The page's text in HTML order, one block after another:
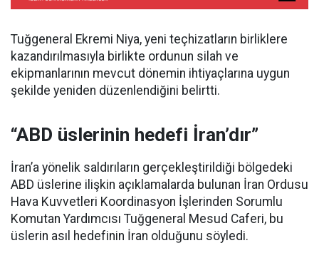
Tuğgeneral Ekremi Niya, yeni teçhizatların birliklere
kazandırılmasıyla birlikte ordunun silah ve
ekipmanlarının mevcut dönemin ihtiyaçlarına uygun
şekilde yeniden düzenlendiğini belirtti.
“ABD üslerinin hedefi İran’dır”
İran’a yönelik saldırıların gerçekleştirildiği bölgedeki
ABD üslerine ilişkin açıklamalarda bulunan İran Ordusu
Hava Kuvvetleri Koordinasyon İşlerinden Sorumlu
Komutan Yardımcısı Tuğgeneral Mesud Caferi, bu
üslerin asıl hedefinin İran olduğunu söyledi.